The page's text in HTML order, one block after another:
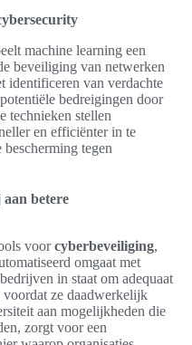
machine learning een
beveiliging van netwerken
identificeren van verdachte
bedreigingen door
technieken stellen
en efficiënter in te
tegen
betere
voorcyberbeveiliging,
omgaat met
in staat om adequaat
voordat ze daadwerkelijk
aan mogelijkheden die
zorgt voor een